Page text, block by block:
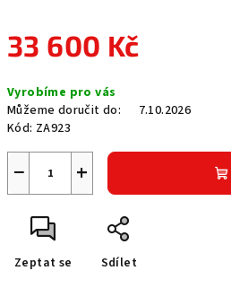
33 600 Kč
cena:
Vyrobíme pro vás
Můžeme doručit do:
7.10.2026
Kód: ZA923
+
−
Zeptat se Sdílet